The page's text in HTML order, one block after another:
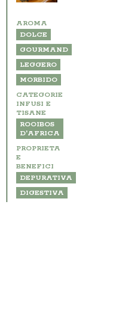
AROMA
DOLCE
GOURMAND
LEGGERO
MORBIDO
CATEGORIE
INFUSI E
TISANE
ROOIBOS
D'AFRICA
PROPRIETA
E
BENEFICI
DEPURATIVA
DIGESTIVA